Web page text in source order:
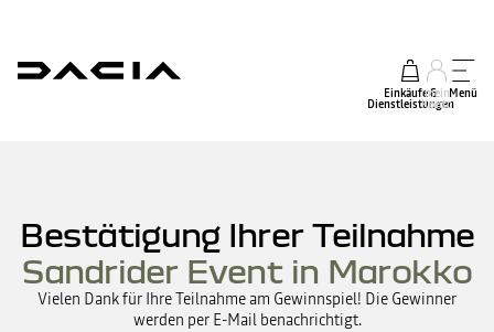
Einkäufe &
Dienstleistungen
mein
Konto
Menü
Bestätigung Ihrer Teilnahme
Sandrider Event in Marokko
Vielen Dank für Ihre Teilnahme am Gewinnspiel! Die Gewinner
werden per E-Mail benachrichtigt.